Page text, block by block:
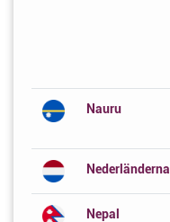
Nauru
Nederländerna
Nepal